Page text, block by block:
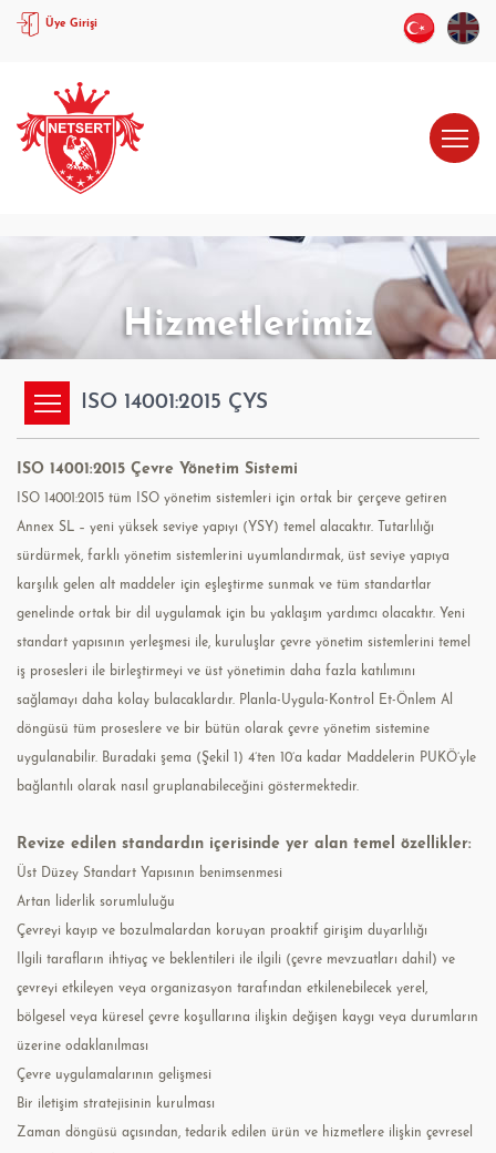
Üye Girişi
Hizmetlerimiz
ISO 14001:2015 ÇYS
ISO 14001:2015 Çevre Yönetim Sistemi
ISO 14001:2015 tüm ISO yönetim sistemleri için ortak bir çerçeve getiren
Annex SL – yeni yüksek seviye yapıyı (YSY) temel alacaktır. Tutarlılığı
sürdürmek, farklı yönetim sistemlerini uyumlandırmak, üst seviye yapıya
karşılık gelen alt maddeler için eşleştirme sunmak ve tüm standartlar
genelinde ortak bir dil uygulamak için bu yaklaşım yardımcı olacaktır. Yeni
standart yapısının yerleşmesi ile, kuruluşlar çevre yönetim sistemlerini temel
iş prosesleri ile birleştirmeyi ve üst yönetimin daha fazla katılımını
sağlamayı daha kolay bulacaklardır. Planla-Uygula-Kontrol Et-Önlem Al
döngüsü tüm proseslere ve bir bütün olarak çevre yönetim sistemine
uygulanabilir. Buradaki şema (Şekil 1) 4’ten 10’a kadar Maddelerin PUKÖ’yle
bağlantılı olarak nasıl gruplanabileceğini göstermektedir.
Revize edilen standardın içerisinde yer alan temel özellikler:
Üst Düzey Standart Yapısının benimsenmesi
Artan liderlik sorumluluğu
Çevreyi kayıp ve bozulmalardan koruyan proaktif girişim duyarlılığı
İlgili tarafların ihtiyaç ve beklentileri ile ilgili (çevre mevzuatları dahil) ve
çevreyi etkileyen veya organizasyon tarafından etkilenebilecek yerel,
bölgesel veya küresel çevre koşullarına ilişkin değişen kaygı veya durumların
üzerine odaklanılması
Çevre uygulamalarının gelişmesi
Bir iletişim stratejisinin kurulması
Zaman döngüsü açısından, tedarik edilen ürün ve hizmetlere ilişkin çevresel